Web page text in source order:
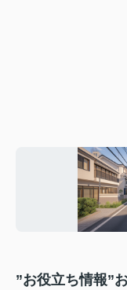
”お役立ち情報”